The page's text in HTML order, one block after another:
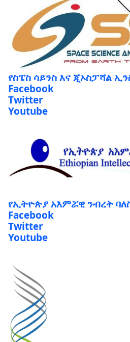
የስፔስ ሳይንስ እና ጂኦስፓሻል
Facebook
Twitter
Youtube
የኢትዮጵያ አእምሯዊ ንብረት
Facebook
Twitter
Youtube